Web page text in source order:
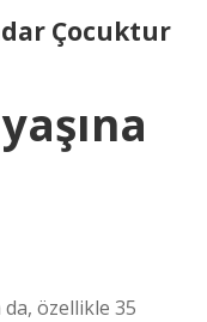
Çocuktur
özellikle 35